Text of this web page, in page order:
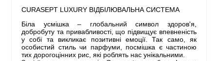
CURASEPT LUXURY ВІДБІЛЮВАЛЬНА СИСТЕМА
Біла усмішка – глобальний символ здоров'я,
добробуту та привабливості, що підвищує впевненість
у собі та викликає позитивні емоції. Так само, як
особистий стиль чи парфуми, посмішка є частиною
тих дорогоцінних рис, які роблять нас унікальними.